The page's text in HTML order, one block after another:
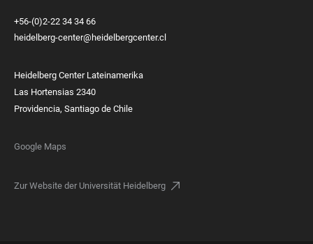
+56-(0)2-22 34 34 66
heidelberg-center@heidelbergcenter.cl
Heidelberg Center Lateinamerika
Las Hortensias 2340
Providencia, Santiago de Chile
Google Maps
Zur Website der Universität Heidelberg